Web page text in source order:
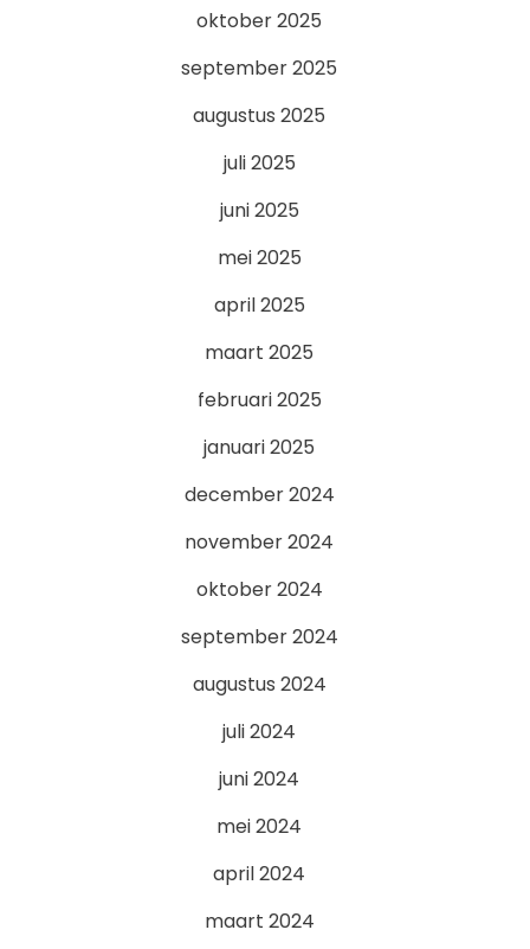
oktober 2025
september 2025
augustus 2025
juli 2025
juni 2025
mei 2025
april 2025
maart 2025
februari 2025
januari 2025
december 2024
november 2024
oktober 2024
september 2024
augustus 2024
juli 2024
juni 2024
mei 2024
april 2024
maart 2024